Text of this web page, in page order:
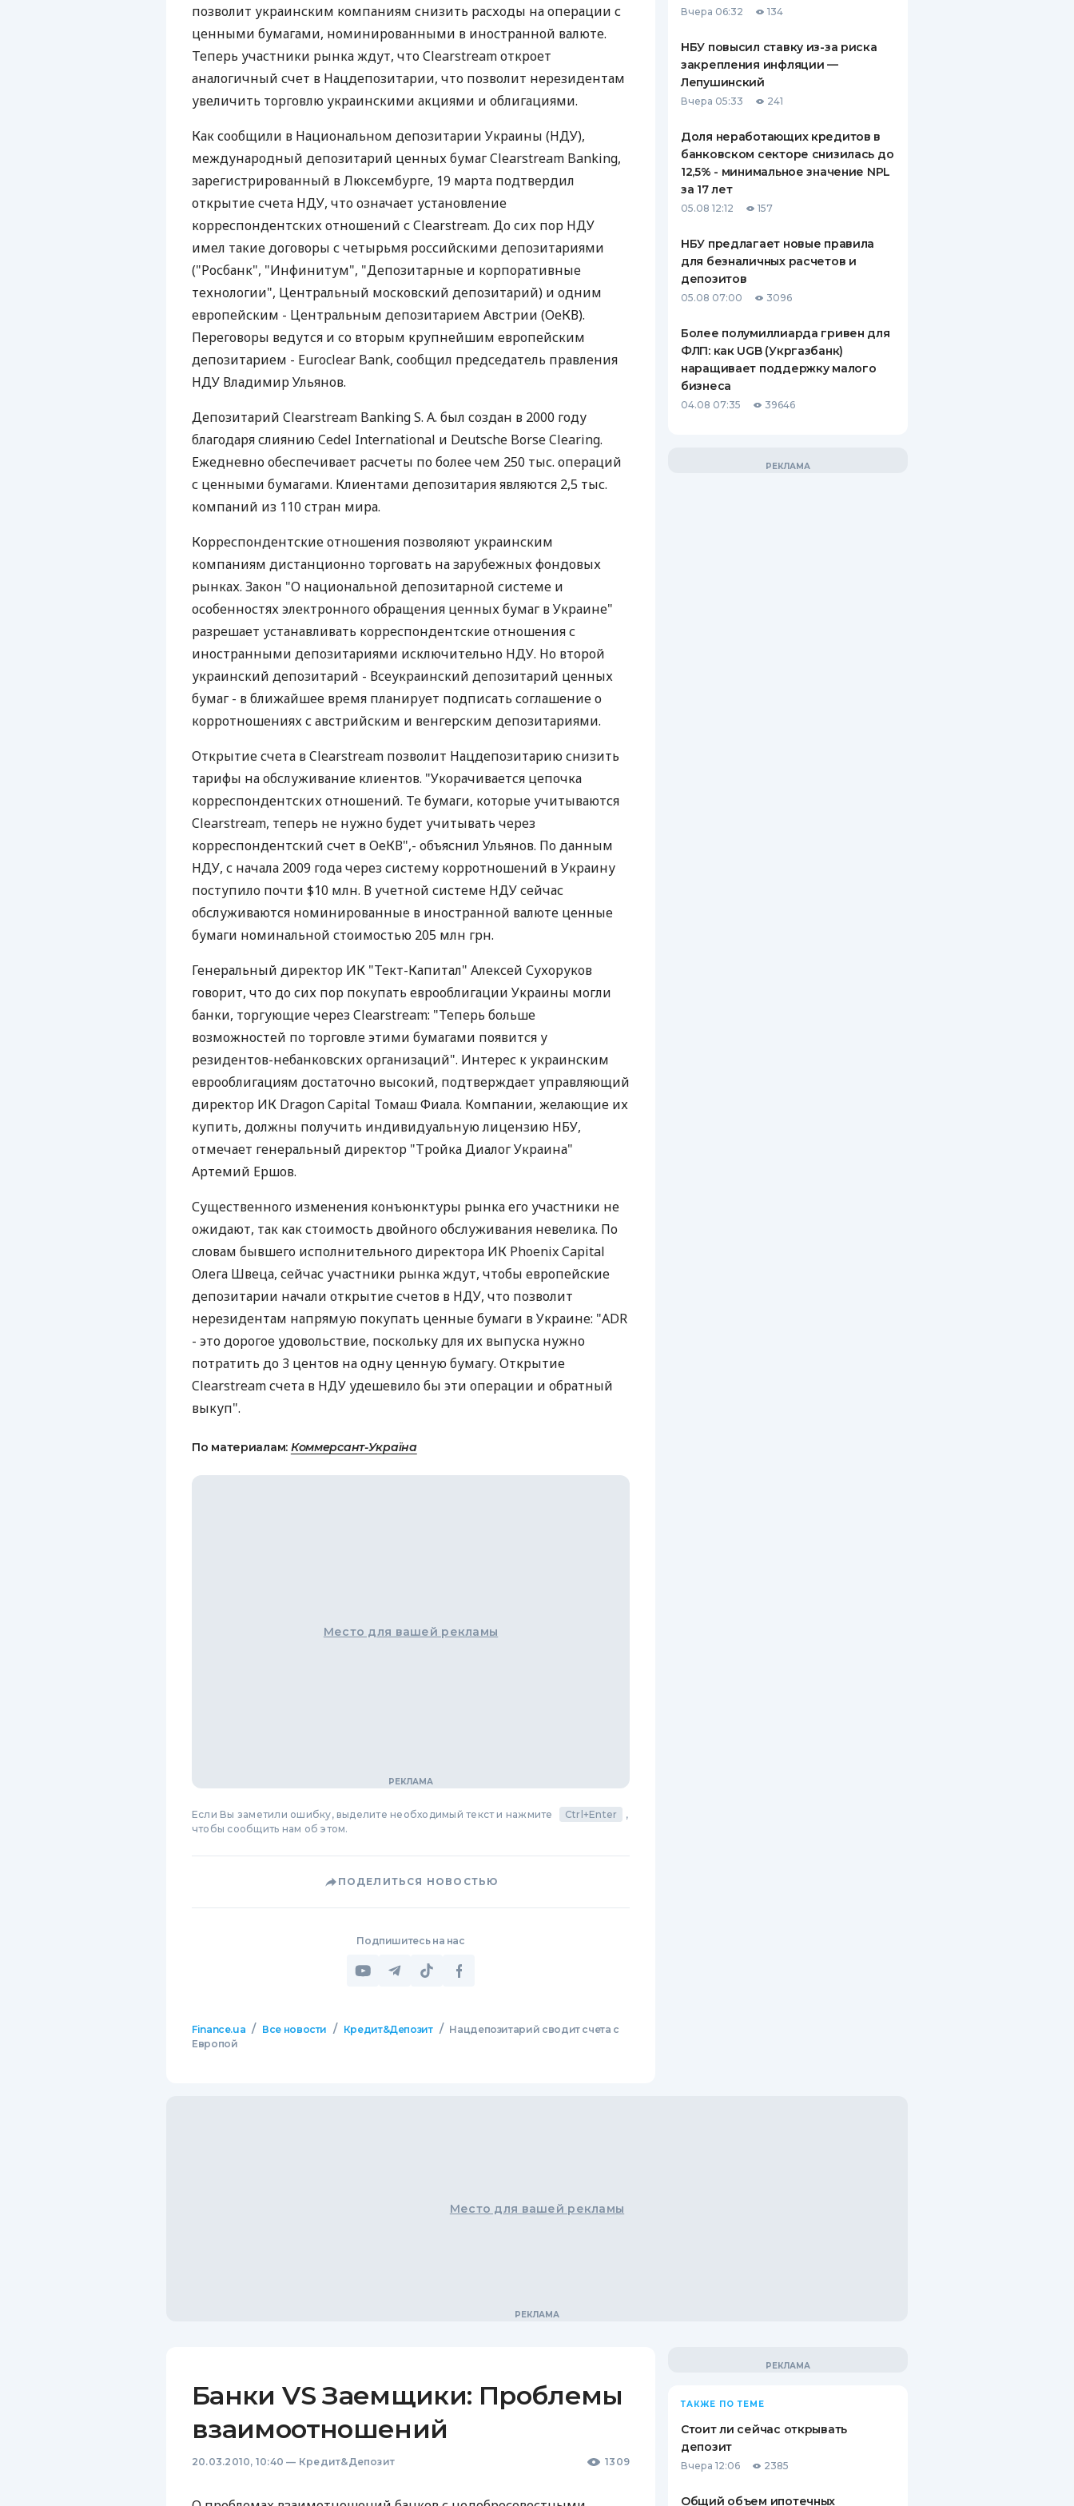
КЕШБЭКА
БАНКОВСКИМ КАРТАМ
ВСЕ СТРАХОВЫЕ ПОЛИСЫ
СТРАХОВЫЕ КОМПАНИИ
ОТЗЫВЫ О СТРАХОВЫХ
КОМПАНИЯХ
ДОСТАВКА И ОПЛАТА
позволит украинским компаниям снизить расходы на операции с
ценными бумагами, номинированными в иностранной валюте.
Теперь участники рынка ждут, что Clearstream откроет
аналогичный счет в Нацдепозитарии, что позволит нерезидентам
увеличить торговлю украинскими акциями и облигациями.
Как сообщили в Национальном депозитарии Украины (НДУ),
международный депозитарий ценных бумаг Clearstream Banking,
зарегистрированный в Люксембурге, 19 марта подтвердил
открытие счета НДУ, что означает установление
корреспондентских отношений с Clearstream. До сих пор НДУ
имел такие договоры с четырьмя российскими депозитариями
("Росбанк", "Инфинитум", "Депозитарные и корпоративные
технологии", Центральный московский депозитарий) и одним
европейским - Центральным депозитарием Австрии (ОеКВ).
Переговоры ведутся и со вторым крупнейшим европейским
депозитарием - Euroclear Bank, сообщил председатель правления
НДУ Владимир Ульянов.
Депозитарий Clearstream Banking S. A. был создан в 2000 году
благодаря слиянию Cedel International и Deutsche Borse Clearing.
Ежедневно обеспечивает расчеты по более чем 250 тыс. операций
с ценными бумагами. Клиентами депозитария являются 2,5 тыс.
компаний из 110 стран мира.
Корреспондентские отношения позволяют украинским
компаниям дистанционно торговать на зарубежных фондовых
рынках. Закон "О национальной депозитарной системе и
особенностях электронного обращения ценных бумаг в Украине"
разрешает устанавливать корреспондентские отношения с
иностранными депозитариями исключительно НДУ. Но второй
украинский депозитарий - Всеукраинский депозитарий ценных
бумаг - в ближайшее время планирует подписать соглашение о
корротношениях с австрийским и венгерским депозитариями.
Открытие счета в Clearstream позволит Нацдепозитарию снизить
тарифы на обслуживание клиентов. "Укорачивается цепочка
корреспондентских отношений. Те бумаги, которые учитываются
Clearstream, теперь не нужно будет учитывать через
корреспондентский счет в ОеКВ",- объяснил Ульянов. По данным
НДУ, с начала 2009 года через систему корротношений в Украину
поступило почти $10 млн. В учетной системе НДУ сейчас
обслуживаются номинированные в иностранной валюте ценные
бумаги номинальной стоимостью 205 млн грн.
Генеральный директор ИК "Тект-Капитал" Алексей Сухоруков
говорит, что до сих пор покупать еврооблигации Украины могли
банки, торгующие через Clearstream: "Теперь больше
возможностей по торговле этими бумагами появится у
резидентов-небанковских организаций". Интерес к украинским
еврооблигациям достаточно высокий, подтверждает управляющий
директор ИК Dragon Capital Томаш Фиала. Компании, желающие их
купить, должны получить индивидуальную лицензию НБУ,
отмечает генеральный директор "Тройка Диалог Украина"
Артемий Ершов.
Существенного изменения конъюнктуры рынка его участники не
ожидают, так как стоимость двойного обслуживания невелика. По
словам бывшего исполнительного директора ИК Phoenix Capital
Олега Швеца, сейчас участники рынка ждут, чтобы европейские
депозитарии начали открытие счетов в НДУ, что позволит
нерезидентам напрямую покупать ценные бумаги в Украине: "ADR
- это дорогое удовольствие, поскольку для их выпуска нужно
потратить до 3 центов на одну ценную бумагу. Открытие
Clearstream счета в НДУ удешевило бы эти операции и обратный
выкуп".
По материалам: Коммерсант-Україна
Место для вашей рекламы
Если Вы заметили ошибку, выделите необходимый текст и нажмите Ctrl+Enter
,
чтобы сообщить нам об этом.
ПОДЕЛИТЬСЯ НОВОСТЬЮ
Подпишитесь на нас
Finance.ua / Все новости / Кредит&Депозит / Нацдепозитарий сводит счета с
Европой
Вчера 06:32 134
НБУ повысил ставку из-за риска
закрепления инфляции —
Лепушинский
Вчера 05:33 241
Доля неработающих кредитов в
банковском секторе снизилась до
12,5% - минимальное значение NPL
за 17 лет
05.08 12:12 157
НБУ предлагает новые правила
для безналичных расчетов и
депозитов
05.08 07:00 3096
Более полумиллиарда гривен для
ФЛП: как UGB (Укргазбанк)
наращивает поддержку малого
бизнеса
04.08 07:35 39646
Место для вашей рекламы
Банки VS Заемщики: Проблемы
взаимоотношений
20.03.2010, 10:40 — Кредит&Депозит 1309
ТАКЖЕ ПО ТЕМЕ
Стоит ли сейчас открывать
депозит
Вчера 12:06 2385
Общий объем ипотечных